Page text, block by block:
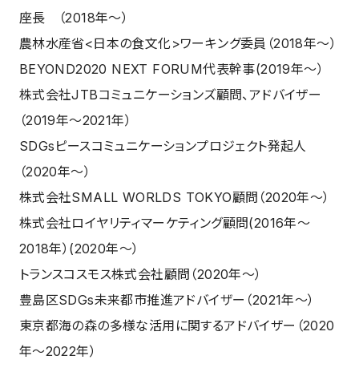
座長 （2018年～）
農林水産省<日本の食文化>ワーキング委員（2018年～）
BEYOND2020 NEXT FORUM代表幹事(2019年～）
株式会社JTBコミュニケーションズ顧問、アドバイザー
（2019年～2021年）
SDGsピースコミュニケーションプロジェクト発起人
（2020年～）
株式会社SMALL WORLDS TOKYO顧問（2020年～）
株式会社ロイヤリティマーケティング顧問(2016年～
2018年）(2020年～）
トランスコスモス株式会社顧問（2020年～）
豊島区SDGs未来都市推進アドバイザー（2021年～）
東京都海の森の多様な活用に関するアドバイザー（2020
年～2022年）